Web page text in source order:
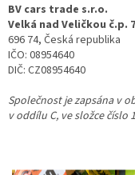
BV cars trade s.r.o.
Velká nad Veličkou č.p.
696 74, Česká republika
IČO: 08954640
DIČ: CZ08954640
Společnost je zapsána v
v oddílu C, ve složce číslo